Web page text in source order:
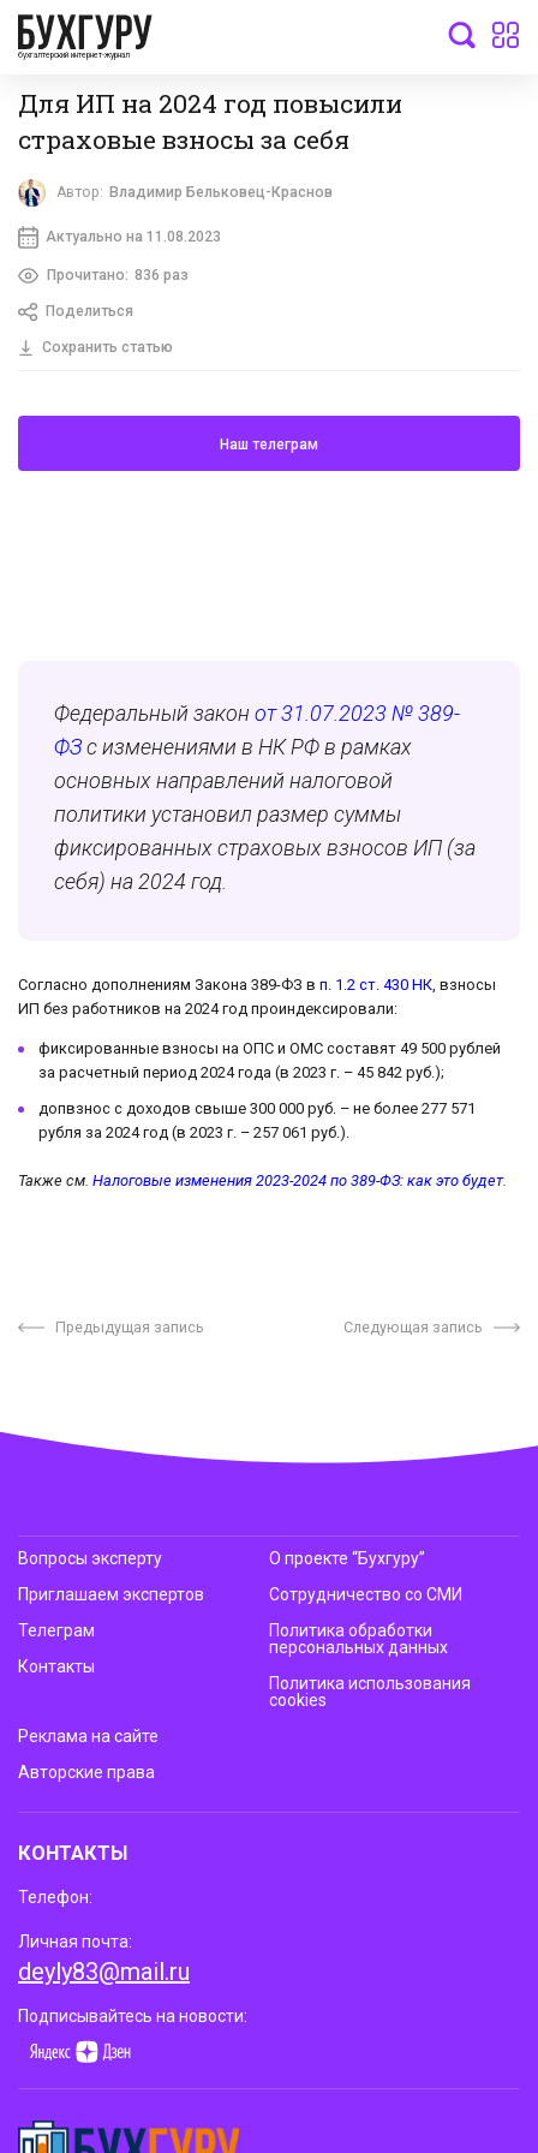
бухгалтерский интернет-журнал
Для ИП на 2024 год повысили
страховые взносы за себя
Автор: Владимир Бельковец-Краснов
Актуально на 11.08.2023
Прочитано: 836 раз
Поделиться
Сохранить статью
Наш телеграм
Федеральный закон от 31.07.2023 № 389-
ФЗс изменениями в НК РФ в рамках
основных направлений налоговой
политики установил размер суммы
фиксированных страховых взносов ИП (за
себя) на 2024 год.
Согласно дополнениям Закона 389-ФЗ в п. 1.2 ст. 430 НК, взносы
ИП без работников на 2024 год проиндексировали:
фиксированные взносы на ОПС и ОМС составят 49 500 рублей
за расчетный период 2024 года (в 2023 г. – 45 842 руб.);
допвзнос с доходов свыше 300 000 руб. – не более 277 571
рубля за 2024 год (в 2023 г. – 257 061 руб.).
Также см. Налоговые изменения 2023-2024 по 389-ФЗ: как это будет.
Предыдущая запись Следующая запись
Вопросы эксперту
Приглашаем экспертов
Телеграм
Контакты
О проекте “Бухгуру”
Сотрудничество со СМИ
Политика обработки
персональных данных
Политика использования
cookies
Реклама на сайте
Авторские права
КОНТАКТЫ
Телефон:
Личная почта:
deyly83@mail.ru
Подписывайтесь на новости: